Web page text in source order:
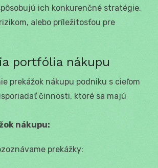
ich konkurenčné stratégie,
alebo príležitosťou pre
portfólia nákupu
prekážok nákupu podniku s cieľom
činnosti, ktoré sa majú
nákupu:
prekážky: